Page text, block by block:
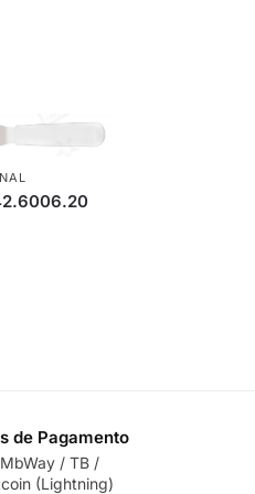
de Pagamento
/ TB /
(Lightning)